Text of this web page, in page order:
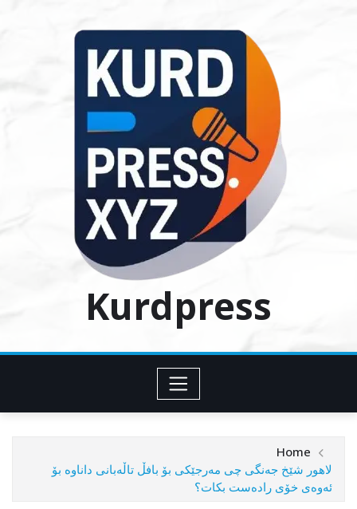
Kurdpress
Home
لاهور شێخ جەنگی چی مەرجێکی بۆ بافڵ تاڵەبانی داناوە بۆ
ئەوەی خۆی رادەست بکات؟